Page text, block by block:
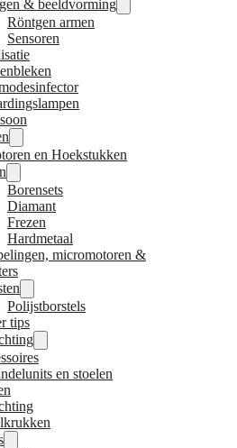
& beeldvorming
Röntgen armen
Sensoren
en Hoekstukken
Borensets
Diamant
Frezen
Hardmetaal
micromotoren &
Polijstborstels
tips
en stoelen